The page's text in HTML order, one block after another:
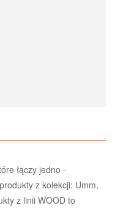
łączy jedno -
z kolekcji: Umm,
z linii WOOD to